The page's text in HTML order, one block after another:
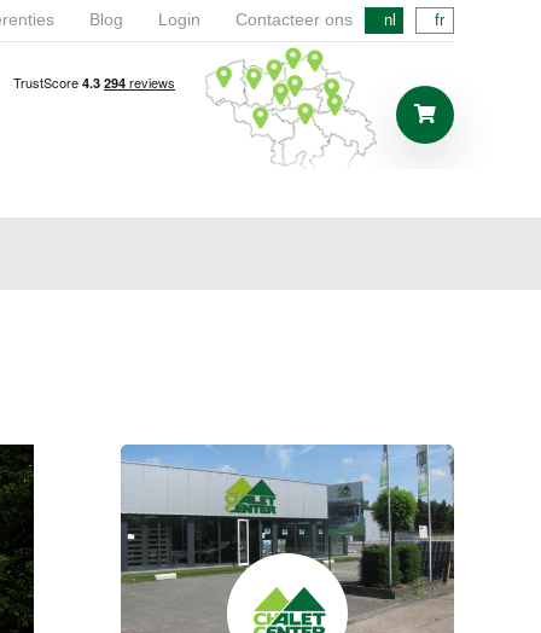
Blog Login Contacteer ons nl fr